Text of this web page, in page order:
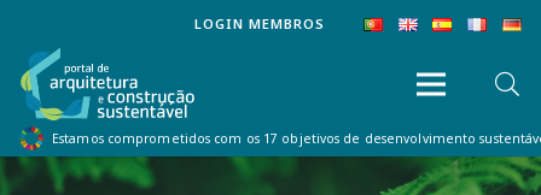
LOGIN MEMBROS
Estamos comprometidos com os 17 objetivos de desenvolvimento